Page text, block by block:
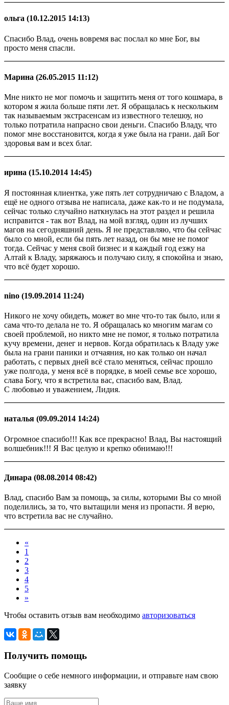
ольга (10.12.2015 14:13)
Спасибо Влад, очень вовремя вас послал ко мне Бог, вы
просто меня спасли.
Марина (26.05.2015 11:12)
Мне никто не мог помочь и защитить меня от того кошмара, в
котором я жила больше пяти лет. Я обращалась к нескольким
так называемым экстрасенсам из известного телешоу, но
только потратила напрасно свои деньги. Спасибо Владу, что
помог мне восстановится, когда я уже была на грани. дай Бог
здоровья вам и всех благ.
ирина (15.10.2014 14:45)
Я постоянная клиентка, уже пять лет сотрудничаю с Владом, а
ещё не одного отзыва не написала, даже как-то и не подумала,
сейчас только случайно наткнулась на этот раздел и решила
исправится - так вот Влад, на мой взгляд, один из лучших
магов на сегодняшний день. Я не представляю, что бы сейчас
было со мной, если бы пять лет назад, он бы мне не помог
тогда. Сейчас у меня свой бизнес и я каждый год езжу на
Алтай к Владу, заряжаюсь и получаю силу, я спокойна и знаю,
что всё будет хорошо.
nino (19.09.2014 11:24)
Никого не хочу обидеть, может во мне что-то так было, или я
сама что-то делала не то. Я обращалась ко многим магам со
своей проблемой, но никто мне не помог, я только потратила
кучу времени, денег и нервов. Когда обратилась к Владу уже
была на грани паники и отчаяния, но как только он начал
работать, с первых дней всё стало меняться, сейчас прошло
уже полгода, у меня всё в порядке, в моей семье все хорошо,
слава Богу, что я встретила вас, спасибо вам, Влад.
С любовью и уважением, Лидия.
наталья (09.09.2014 14:24)
Огромное спасибо!!! Как все прекрасно! Влад, Вы настоящий
волшебник!!! Я Вас целую и крепко обнимаю!!!
Динара (08.08.2014 08:42)
Влад, спасибо Вам за помощь, за силы, которыми Вы со мной
поделились, за то, что вытащили меня из пропасти. Я верю,
что встретила вас не случайно.
«
1
2
3
4
5
»
Чтобы оставить отзыв вам необходимо авторизоваться
Получить помощь
Сообщие о себе немного информации, и отправьте нам свою
заявку